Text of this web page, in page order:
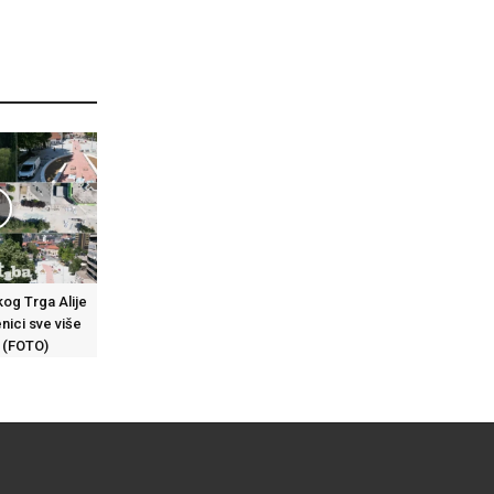
Trga Alije
sve više